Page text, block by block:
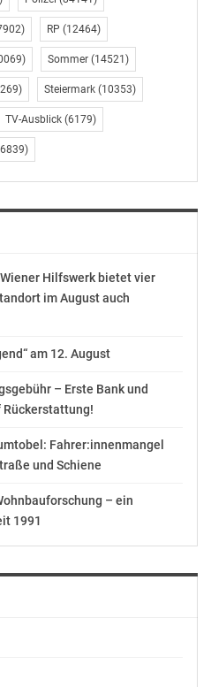
dem internationalen
ff
der SPÖ-Delegation
UNTER
VERANTWORTUNG
Service GmbH und
RP (12464)
Sommer (14521)
Steiermark (10353)
TV-Ausblick (6179)
Hilfswerk bietet vier
im August auch
am 12. August
– Erste Bank und
Rückerstattung!
Fahrer:innenmangel
und Schiene
– ein
1991